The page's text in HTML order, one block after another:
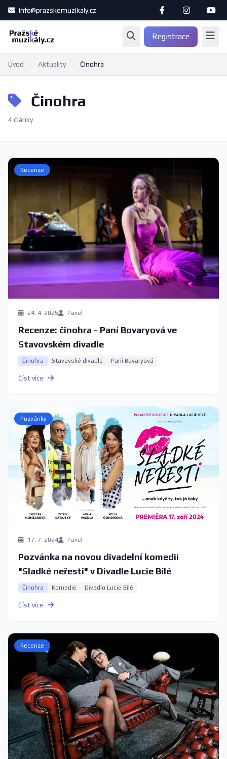
info@prazskemuzikaly.cz
Registrace
Úvod / Aktuality / Činohra
Činohra
4 články
Recenze
24. 4. 2025 Pavel
Recenze: činohra - Paní Bovaryová ve
Stavovském divadle
Činohra Stavovské divadlo Paní Bovaryová
Číst více
Pozvánky
17. 7. 2024 Pavel
Pozvánka na novou divadelní komedii
"Sladké neřesti" v Divadle Lucie Bílé
Činohra Komedie Divadlo Lucie Bílé
Číst více
Recenze